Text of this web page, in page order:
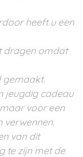
heeft u een
dragen omdat
gemaakt.
jeugdig cadeau
voor een
verwennen.
van dit
te zijn met de